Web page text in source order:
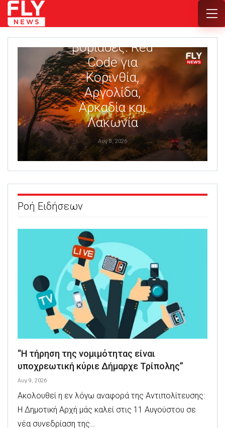
Ενισχύονται οι
βοριάδες: Red
Code για
Κορινθία,
Αργολίδα,
Αρκαδία και
Λακωνία
Αυγ 8, 2026
Ροή Ειδήσεων
“Η τήρηση της νομιμότητας είναι
υποχρεωτική κύριε Δήμαρχε Τρίπολης”
Αυγ 9, 2026
Ακολουθεί η εν λόγω αναφορά της Αντιπολίτευσης:
Η Δημοτική Αρχή μάς καλεί στις 11 Αυγούστου σε
νέα συνεδρίαση της…